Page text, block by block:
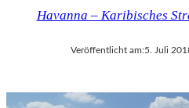
Havanna – Karibisches
Veröffentlicht am:5. Juli